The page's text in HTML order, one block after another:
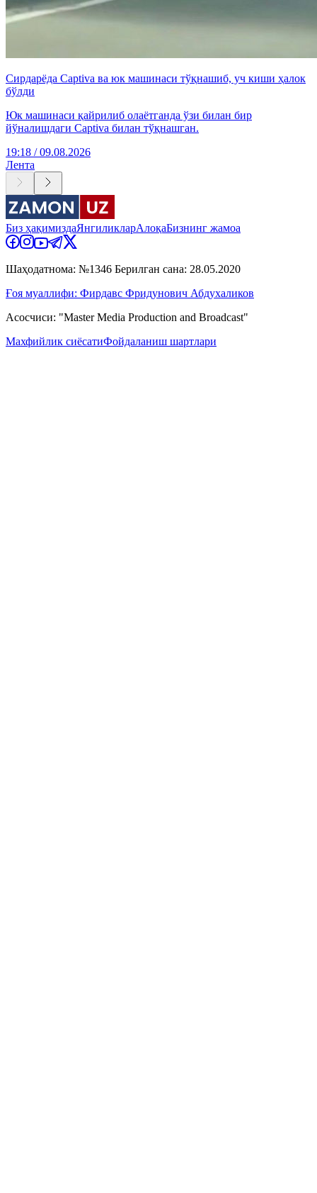
Сирдарёда Captiva ва юк машинаси тўқнашиб, уч киши ҳалок
бўлди
Юк машинаси қайрилиб олаётганда ўзи билан бир
йўналишдаги Captiva билан тўқнашган.
19:18 / 09.08.2026
Лента
Биз ҳақимиздаЯнгиликларАлоқаБизнинг жамоа
Шаҳодатнома: №1346 Берилган сана: 28.05.2020
Ғоя муаллифи: Фирдавс Фридунович Абдухаликов
Асосчиси: "Master Media Production and Broadcast"
Махфийлик сиёсатиФойдаланиш шартлари